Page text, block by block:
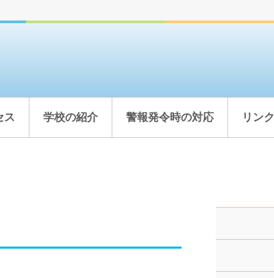
ス 学校の紹介 警報発令時の対応 リンク